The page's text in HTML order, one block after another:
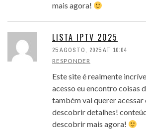
mais agora!
LISTA IPTV 2025
25 AGOSTO, 2025 AT 10:04
RESPONDER
Este site é realmente
acesso eu encontro coisas
também vai querer acessar
descobrir detalhes!
descobrir mais agora!